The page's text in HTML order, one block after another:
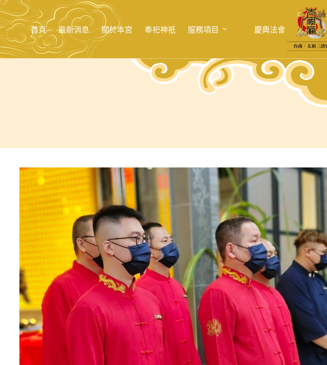
跳
至
主
要
內
首頁 最新消息 關於本宮 奉祀神祇 服務項目 慶典法會